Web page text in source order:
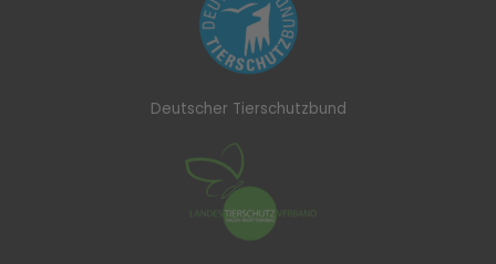
Deutscher Tierschutzbund